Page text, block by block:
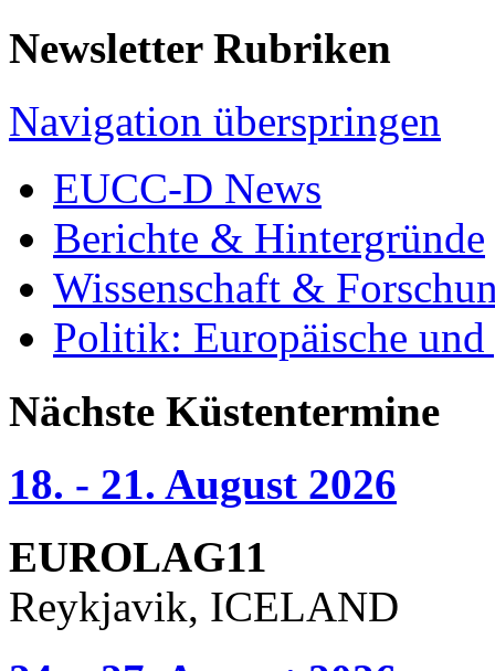
Newsletter Rubriken
Navigation überspringen
EUCC-D News
Berichte & Hintergründe
Wissenschaft &
Politik: Europäische
Nächste Küstentermine
18. - 21. August 2026
EUROLAG11
Reykjavik, ICELAND